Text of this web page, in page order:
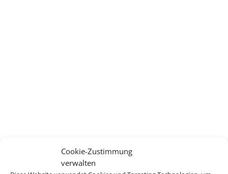
Cookie-Zustimmung
verwalten